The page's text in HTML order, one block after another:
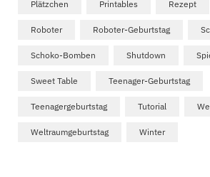
Plätzchen Printables Rezept
Roboter Roboter-Geburtstag
Schoko-Bomben Shutdown
Sweet Table Teenager-Geburtstag
Teenagergeburtstag Tutorial
Weltraumgeburtstag Winter